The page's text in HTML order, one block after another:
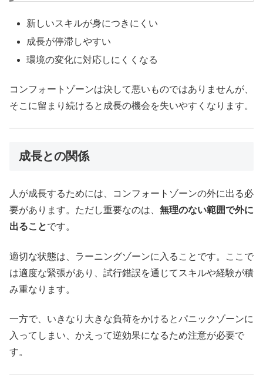
新しいスキルが身につきにくい
成長が停滞しやすい
環境の変化に対応しにくくなる
コンフォートゾーンは決して悪いものではありませんが、
そこに留まり続けると成長の機会を失いやすくなります。
成長との関係
人が成長するためには、コンフォートゾーンの外に出る必
要があります。ただし重要なのは、 無理のない範囲で外に
出ることです。
適切な状態は、ラーニングゾーンに入ることです。ここで
は適度な緊張があり、試行錯誤を通じてスキルや経験が積
み重なります。
一方で、いきなり大きな負荷をかけるとパニックゾーンに
入ってしまい、かえって逆効果になるため注意が必要で
す。